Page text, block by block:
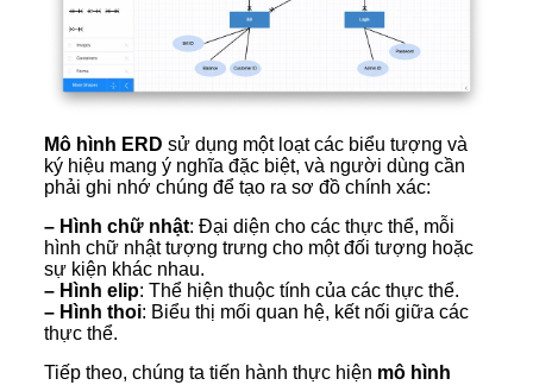
Mô hình ERD sử dụng một loạt các biểu tượng và
ký hiệu mang ý nghĩa đặc biệt, và người dùng cần
phải ghi nhớ chúng để tạo ra sơ đồ chính xác:
– Hình chữ nhật: Đại diện cho các thực thể, mỗi
hình chữ nhật tượng trưng cho một đối tượng hoặc
sự kiện khác nhau.
– Hình elip: Thể hiện thuộc tính của các thực thể.
– Hình thoi: Biểu thị mối quan hệ, kết nối giữa các
thực thể.
Tiếp theo, chúng ta tiến hành thực hiện mô hình